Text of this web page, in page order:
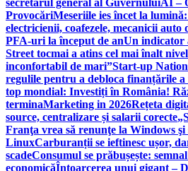
secretarul general al GuvernuluiAI –
ProvocăriMeseriile ies încet la
electricienii, coafezele, mecanicii
PFA-uri la început de anUn indicator
Street tocmai a atins cel mai înalt
inconfortabil de mari”Start-up
regulile pentru a debloca finanțările
top mondial: Investiți în România!
terminaMarketing in 2026Rețeta
source, centralizare și salarii corecte
Franţa vrea să renunţe la Windows şi
LinuxCarburanții se ieftinesc ușor,
scadeConsumul se prăbușește:
economicăÎntoarcerea unui gigant –